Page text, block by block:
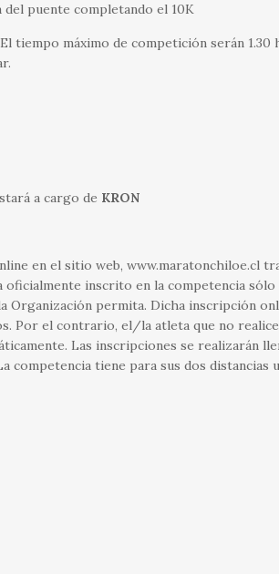
del puente completando el 10K
tiempo máximo de competición serán
a cargo de KRON
en el sitio web, www.maratonchiloe.cl
inscrito en la competencia sólo
Organización permita. Dicha inscripción
Por el contrario, el/la atleta que no
Las inscripciones se realizarán
competencia tiene para sus dos distancias